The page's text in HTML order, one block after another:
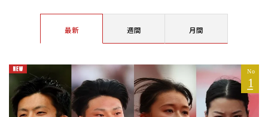
最新 週間 月間